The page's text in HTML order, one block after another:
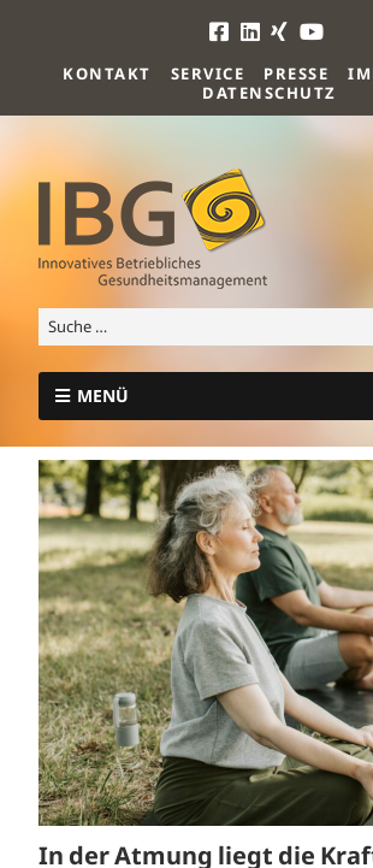
KONTAKT SERVICE PRESSE
DATENSCHUTZ
MENÜ
In der Atmung liegt die